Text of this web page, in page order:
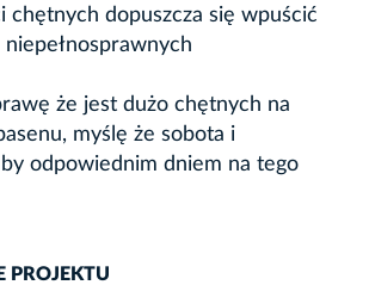
chętnych dopuszcza się wpuścić
że jest dużo chętnych na
myślę że sobota i
by odpowiednim dniem na tego
PROJEKTU